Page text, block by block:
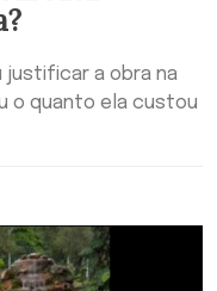
justificar a obra na
o quanto ela custou